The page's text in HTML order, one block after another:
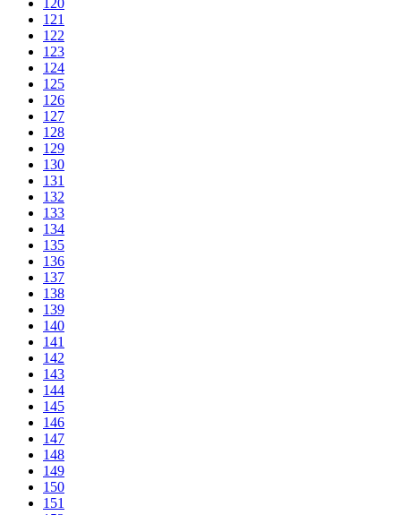
120
121
122
123
124
125
126
127
128
129
130
131
132
133
134
135
136
137
138
139
140
141
142
143
144
145
146
147
148
149
150
151